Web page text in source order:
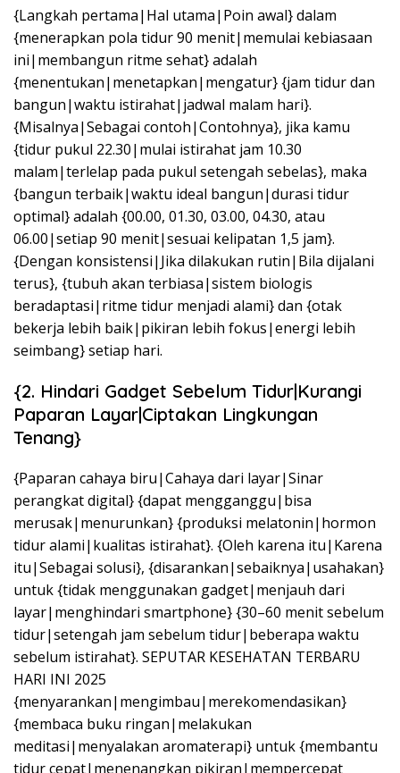
{Langkah pertama|Hal utama|Poin awal} dalam
{menerapkan pola tidur 90 menit|memulai kebiasaan
ini|membangun ritme sehat} adalah
{menentukan|menetapkan|mengatur} {jam tidur dan
bangun|waktu istirahat|jadwal malam hari}.
{Misalnya|Sebagai contoh|Contohnya}, jika kamu
{tidur pukul 22.30|mulai istirahat jam 10.30
malam|terlelap pada pukul setengah sebelas}, maka
{bangun terbaik|waktu ideal bangun|durasi tidur
optimal} adalah {00.00, 01.30, 03.00, 04.30, atau
06.00|setiap 90 menit|sesuai kelipatan 1,5 jam}.
{Dengan konsistensi|Jika dilakukan rutin|Bila dijalani
terus}, {tubuh akan terbiasa|sistem biologis
beradaptasi|ritme tidur menjadi alami} dan {otak
bekerja lebih baik|pikiran lebih fokus|energi lebih
seimbang} setiap hari.
{2. Hindari Gadget Sebelum Tidur|Kurangi
Paparan Layar|Ciptakan Lingkungan
Tenang}
{Paparan cahaya biru|Cahaya dari layar|Sinar
perangkat digital} {dapat mengganggu|bisa
merusak|menurunkan} {produksi melatonin|hormon
tidur alami|kualitas istirahat}. {Oleh karena itu|Karena
itu|Sebagai solusi}, {disarankan|sebaiknya|usahakan}
untuk {tidak menggunakan gadget|menjauh dari
layar|menghindari smartphone} {30–60 menit sebelum
tidur|setengah jam sebelum tidur|beberapa waktu
sebelum istirahat}. SEPUTAR KESEHATAN TERBARU
HARI INI 2025
{menyarankan|mengimbau|merekomendasikan}
{membaca buku ringan|melakukan
meditasi|menyalakan aromaterapi} untuk {membantu
tidur cepat|menenangkan pikiran|mempercepat